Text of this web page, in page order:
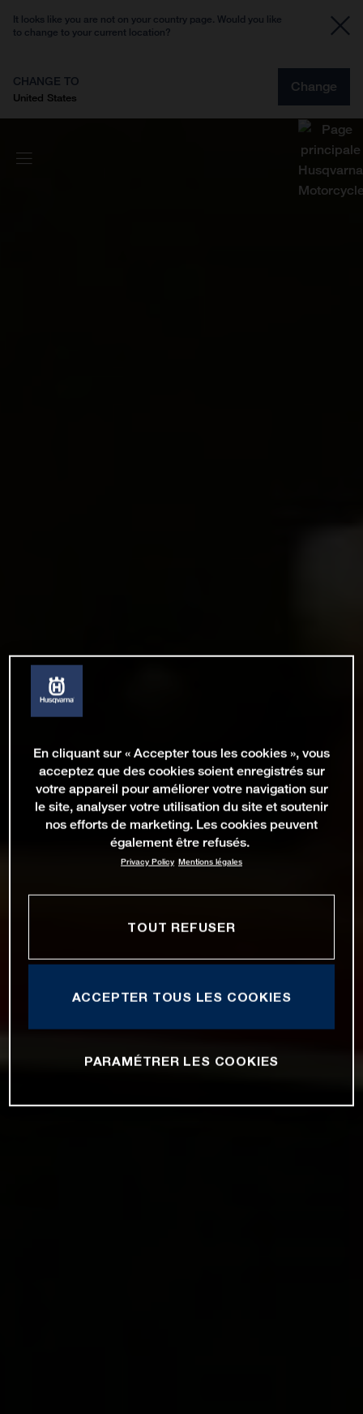
It looks like you are not on your country page. Would you like
to change to your current location?
CHANGE TO
United States
Change
En cliquant sur « Accepter tous les cookies », vous
acceptez que des cookies soient enregistrés sur
votre appareil pour améliorer votre navigation sur
le site, analyser votre utilisation du site et soutenir
nos efforts de marketing. Les cookies peuvent
également être refusés.
Privacy Policy Mentions légales
TOUT REFUSER
ACCEPTER TOUS LES COOKIES
PARAMÉTRER LES COOKIES